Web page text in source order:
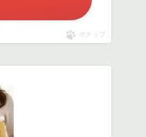
ポチップ